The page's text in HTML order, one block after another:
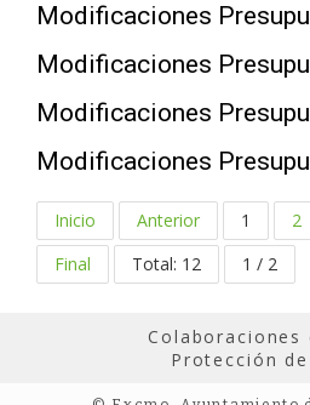
Modificaciones
Modificaciones
Modificaciones
Modificaciones
Inicio Anterior 1 2
Final
Total: 12 1 / 2
Colaboraciones
Protección